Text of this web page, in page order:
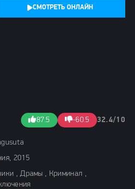
2015
, Драмы , Криминал ,
87.5 -60.5 32.4/10
СМОТРЕТЬ ОНЛАЙН